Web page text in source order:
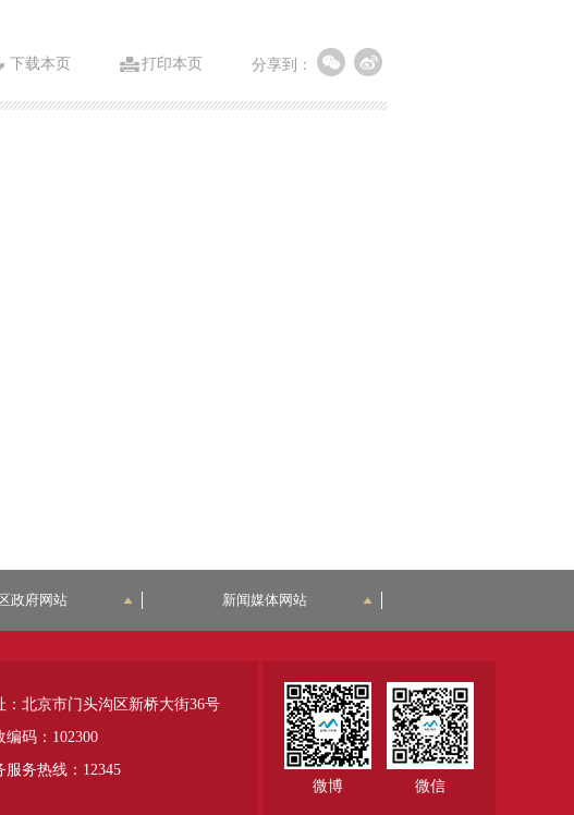
分享到：
打印本页
下载本页
政府网站 新闻媒体网站
微博 微信
：北京市门头沟区新桥大街36号
编码：102300
服务热线：12345